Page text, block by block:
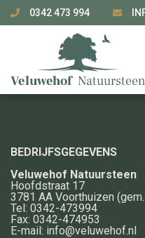
0342 473 994
BEDRIJFSGEGEVENS
Veluwehof Natuursteen
Hoofdstraat 17
3781 AA Voorthuizen
Tel: 0342-473994
Fax: 0342-474953
E-mail: info@veluwehof.nl